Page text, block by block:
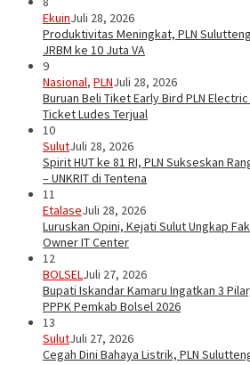
EkuinJuli 28, 2026
Produktivitas Meningkat, PLN
JRBM ke 10 Juta VA
9
Nasional, PLNJuli 28, 2026
Buruan Beli Tiket Early Bird PLN
Ticket Ludes Terjual
10
SulutJuli 28, 2026
Spirit HUT ke 81 RI, PLN Sukseskan
– UNKRIT di Tentena
11
EtalaseJuli 28, 2026
Luruskan Opini, Kejati Sulut Ungkap
Owner IT Center
12
BOLSELJuli 27, 2026
Bupati Iskandar Kamaru Ingatkan 3
PPPK Pemkab Bolsel 2026
13
SulutJuli 27, 2026
Cegah Dini Bahaya Listrik, PLN